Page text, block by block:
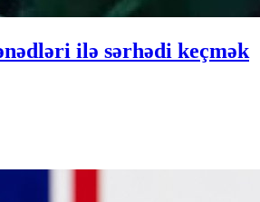
ilə sərhədi keçmək